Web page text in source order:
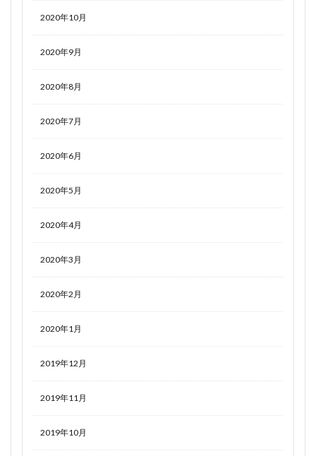
2020年10月
2020年9月
2020年8月
2020年7月
2020年6月
2020年5月
2020年4月
2020年3月
2020年2月
2020年1月
2019年12月
2019年11月
2019年10月